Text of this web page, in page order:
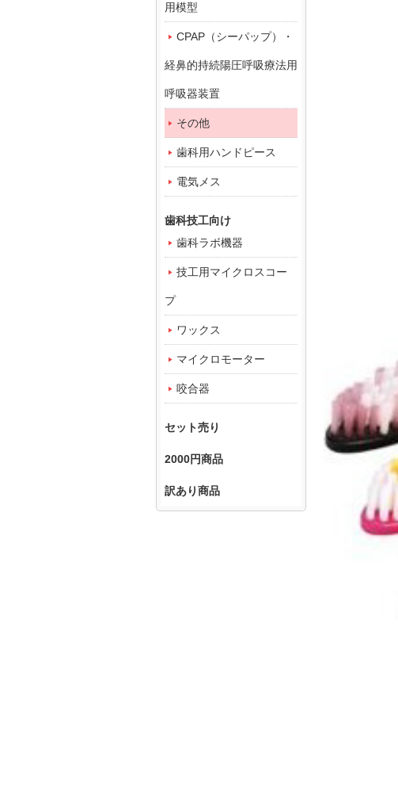
用模型
CPAP（シーパップ）・
経鼻的持続陽圧呼吸療法用
呼吸器装置
その他
歯科用ハンドピース
電気メス
歯科技工向け
歯科ラボ機器
技工用マイクロスコー
プ
ワックス
マイクロモーター
咬合器
セット売り
2000円商品
訳あり商品